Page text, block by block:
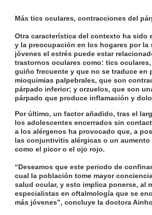
Más tics oculares, contracciones del
Otra característica del contexto ha sido
y la preocupación en los hogares por
jóvenes el estrés puede estar
trastornos oculares como: tics
guiño frecuente y que no se traduce en
mioquimias palpebrales, que son
párpado inferior; y orzuelos, que son
párpado que produce inflamación y
Por último, un factor añadido, tras el
los adolescentes encerrados sin
a los alérgenos ha provocado que, a
las conjuntivitis alérgicas o un
como el picor o el ojo rojo.
“Deseamos que este periodo de
cual la población tome mayor
salud ocular, y esto implica ponerse, al
especialistas en oftalmología que se
más jóvenes”, concluye la doctora